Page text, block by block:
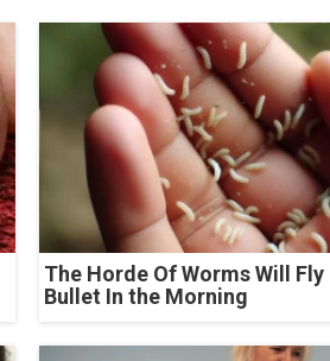
The Horde Of Worms Will Fly
Bullet In the Morning